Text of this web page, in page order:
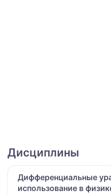
Дисциплины
Дифференциальные
использование в